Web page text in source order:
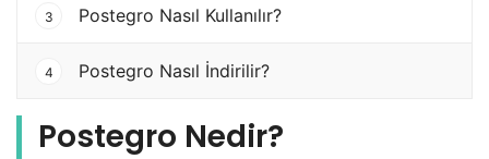
3 Postegro Nasıl Kullanılır?
4 Postegro Nasıl İndirilir?
Postegro Nedir?